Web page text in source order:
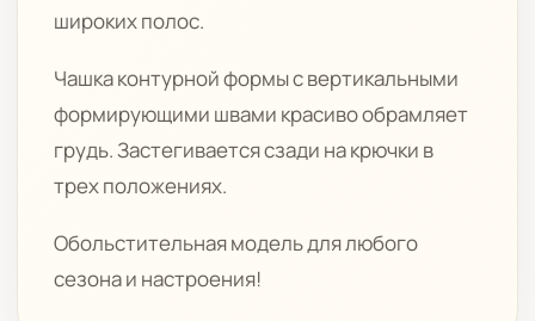
широких полос.
Чашка контурной формы с вертикальными
формирующими швами красиво обрамляет
грудь. Застегивается сзади на крючки в
трех положениях.
Обольстительная модель для любого
сезона и настроения!